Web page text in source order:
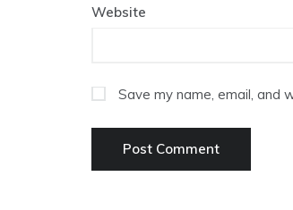
Website
Save my name, email, and